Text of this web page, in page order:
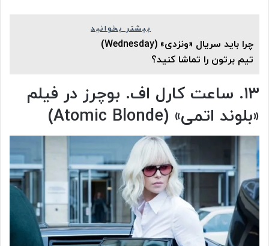
بیشتر بخوانید
چرا باید سریال «ونزدی» (Wednesday)
تیم برتون را تماشا کنید؟
۱۳. ساعت کارل اف. بوچرز در فیلم
«بلوند اتمی» (Atomic Blonde)